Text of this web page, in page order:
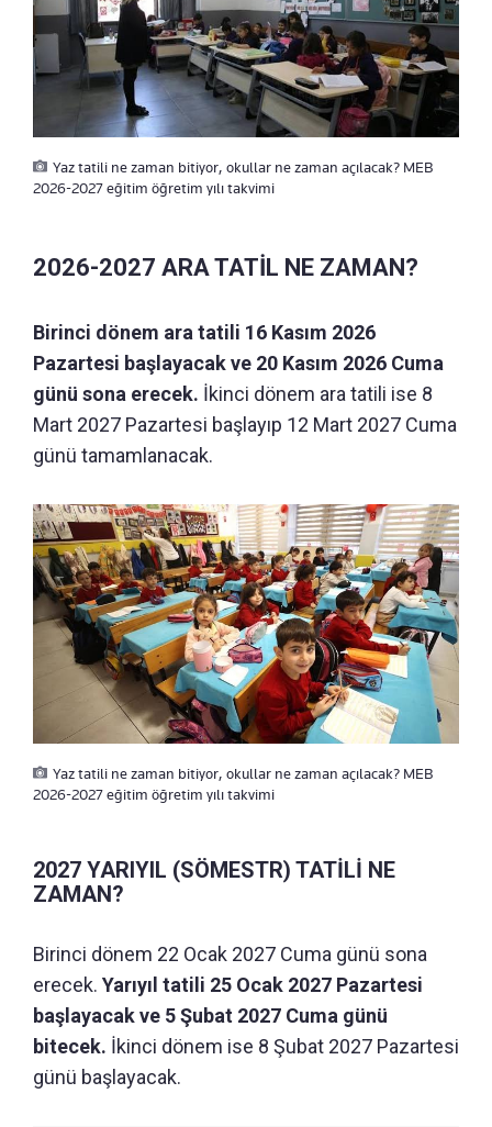
Yaz tatili ne zaman bitiyor, okullar ne zaman açılacak? MEB
2026-2027 eğitim öğretim yılı takvimi
2026-2027 ARA TATİL NE ZAMAN?
Birinci dönem ara tatili 16 Kasım 2026
Pazartesi başlayacak ve 20 Kasım 2026 Cuma
günü sona erecek. İkinci dönem ara tatili ise 8
Mart 2027 Pazartesi başlayıp 12 Mart 2027 Cuma
günü tamamlanacak.
Yaz tatili ne zaman bitiyor, okullar ne zaman açılacak? MEB
2026-2027 eğitim öğretim yılı takvimi
2027 YARIYIL (SÖMESTR) TATİLİ NE
ZAMAN?
Birinci dönem 22 Ocak 2027 Cuma günü sona
erecek. Yarıyıl tatili 25 Ocak 2027 Pazartesi
başlayacak ve 5 Şubat 2027 Cuma günü
bitecek. İkinci dönem ise 8 Şubat 2027 Pazartesi
günü başlayacak.